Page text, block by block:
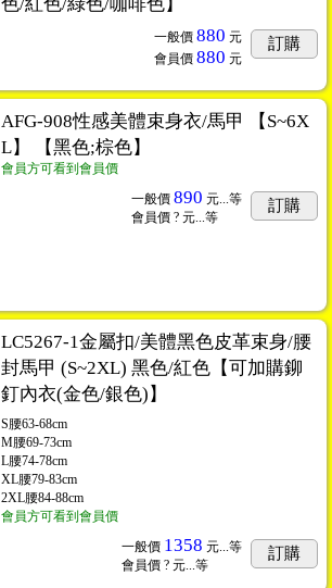
一般價 880 元
會員價 880 元
訂購
AFG-908性感美體束身衣/馬甲 【S~6X
L】 【黑色;棕色】
會員方可看到會員價
一般價 890 元... 等
會員價 ? 元... 等
訂購
LC5267-1金屬扣/美體黑色皮革束身/腰
封馬甲 (S~2XL) 黑色/紅色【可加購鉚
釘內衣(金色/銀色)】
S腰63-68cm
M腰69-73cm
L腰74-78cm
XL腰79-83cm
2XL腰84-88cm
會員方可看到會員價
一般價 1358 元...等
會員價 ? 元...等
訂購